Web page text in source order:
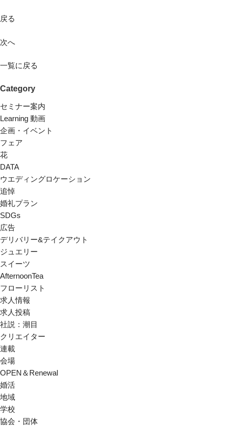
戻る
次へ
一覧に戻る
Category
セミナー案内
Learning 動画
企画・イベント
フェア
花
DATA
ウエディングロケーション
追悼
婚礼プラン
SDGs
広告
デリバリー&テイクアウト
ジュエリー
スイーツ
AfternoonTea
フローリスト
求人情報
求人投稿
社説：潮目
クリエイター
連載
会場
OPEN＆Renewal
婚活
地域
学校
協会・団体